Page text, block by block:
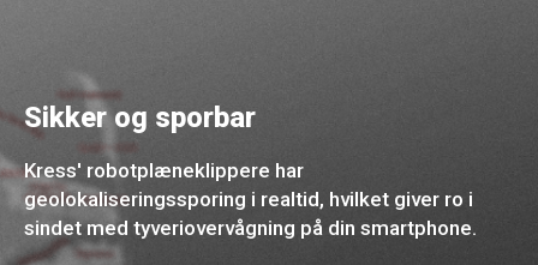
Sikker og sporbar
Kress' robotplæneklippere har
geolokaliseringssporing i realtid, hvilket giver ro i
sindet med tyveriovervågning på din smartphone.